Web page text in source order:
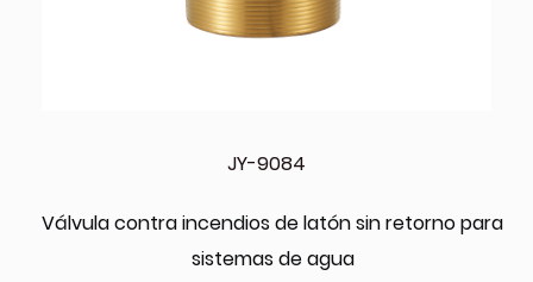
JY-9084
Válvula contra incendios de latón sin retorno para
sistemas de agua